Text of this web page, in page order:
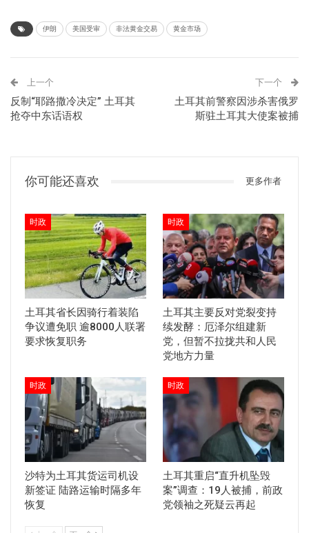
伊朗 美国受审 非法黄金交易 黄金市场
上一个
反制“耶路撒冷决定” 土耳其
抢夺中东话语权
下一个
土耳其前警察因涉杀害俄罗
斯驻土耳其大使案被捕
你可能还喜欢 更多作者
时政
土耳其省长因骑行着装陷
争议遭免职 逾8000人联署
要求恢复职务
时政
土耳其主要反对党裂变持
续发酵：厄泽尔组建新
党，但暂不拉拢共和人民
党地方力量
时政
沙特为土耳其货运司机设
新签证 陆路运输时隔多年
恢复
时政
土耳其重启“直升机坠毁
案”调查：19人被捕，前政
党领袖之死疑云再起